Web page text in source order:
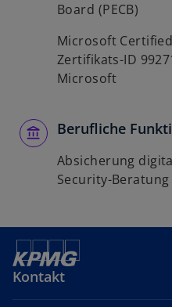
Board (PECB)
Microsoft
Zertifikats-ID
Microsoft
Berufliche
Absicherung
Security-Beratung
Kontakt